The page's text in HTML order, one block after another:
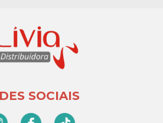
SOCIAIS